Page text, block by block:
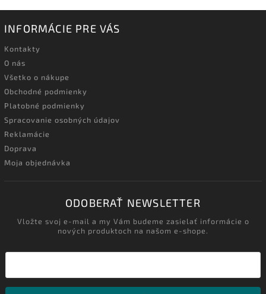
INFORMÁCIE PRE VÁS
Kontakty
O nás
Všetko o nákupe
Obchodné podmienky
Platobné podmienky
Spracovanie osobných údajov
Reklamácie
Doprava
Moja objednávka
ODOBERAŤ NEWSLETTER
Vložte svoj e-mail a my Vám budeme zasielať informácie o
nových produktoch na našom e-shope.